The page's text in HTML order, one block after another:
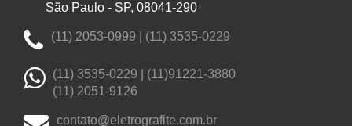
São Paulo - SP, 08041-290
(11) 2053-0999 | (11) 3535-0229
(11) 3535-0229 | (11)91221-3880
(11) 2051-9126
contato@eletrografite.com.br